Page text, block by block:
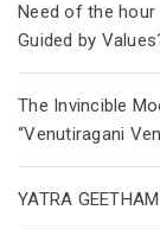
Need of the hour
Guided by
The Invincible
“Venutiragani
YATRA